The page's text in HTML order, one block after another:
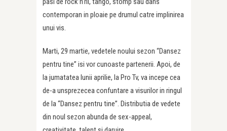
contemporan in ploaie pe drumul catre implinirea
unui vis.
Marti, 29 martie, vedetele noului sezon “Dansez
pentru tine” isi vor cunoaste partenerii. Apoi, de
la jumatatea lunii aprilie, la Pro Tv, va incepe cea
de-a unsprezecea confuntare a visurilor in ringul
de la “Dansez pentru tine”. Distributia de vedete
din noul sezon abunda de sex-appeal,